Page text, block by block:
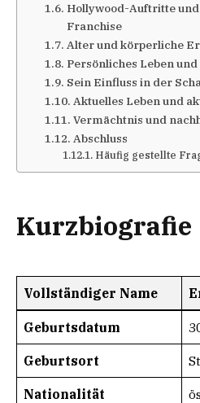
Hollywood-Auftritte
Franchise
Alter und körperliche
Persönliches Leben
Sein Einfluss in der
Aktuelles Leben und
Vermächtnis und
Abschluss
Häufig gestellte
Kurzbiografie
Vollständiger Name
Geburtsdatum
Geburtsort
Nationalität